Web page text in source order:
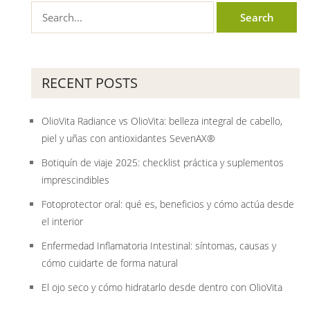
RECENT POSTS
OlioVita Radiance vs OlioVita: belleza integral de cabello,
piel y uñas con antioxidantes SevenAX®
Botiquín de viaje 2025: checklist práctica y suplementos
imprescindibles
Fotoprotector oral: qué es, beneficios y cómo actúa desde
el interior
Enfermedad Inflamatoria Intestinal: síntomas, causas y
cómo cuidarte de forma natural
El ojo seco y cómo hidratarlo desde dentro con OlioVita